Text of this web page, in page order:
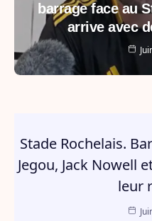
barrage face au
arrive avec
Stade Rochelais.
Jegou, Jack Nowell
leur